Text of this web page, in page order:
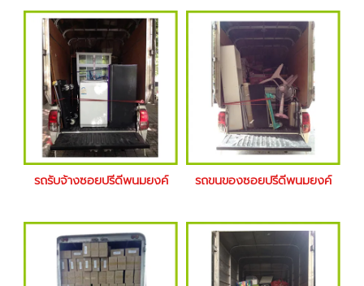
รถรับจ้างซอยปรีดีพนมยงค์ รถขนของซอยปรีดีพนมยงค์